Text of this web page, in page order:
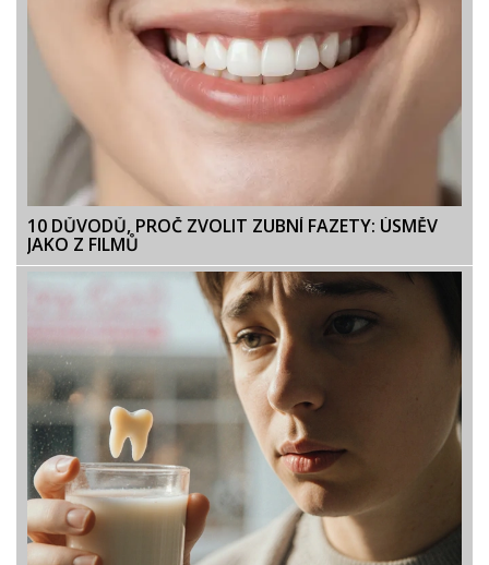
10 DŮVODŮ, PROČ ZVOLIT ZUBNÍ FAZETY: ÚSMĚV
JAKO Z FILMŮ